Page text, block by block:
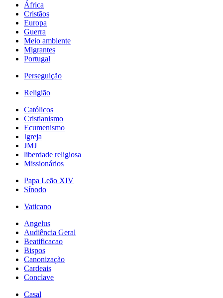
África
Cristãos
Europa
Guerra
Meio ambiente
Migrantes
Portugal
Perseguição
Religião
Católicos
Cristianismo
Ecumenismo
Igreja
JMJ
liberdade religiosa
Missionários
Papa Leão XIV
Sínodo
Vaticano
Angelus
Audiência Geral
Beatificacao
Bispos
Canonização
Cardeais
Conclave
Casal